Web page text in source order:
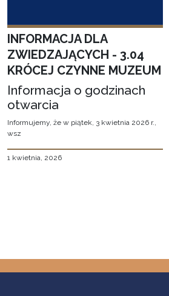
INFORMACJA DLA
ZWIEDZAJĄCYCH - 3.04
KRÓCEJ CZYNNE MUZEUM
Informacja o godzinach
otwarcia
Informujemy, że w piątek, 3 kwietnia 2026 r.,
wsz
1 kwietnia, 2026